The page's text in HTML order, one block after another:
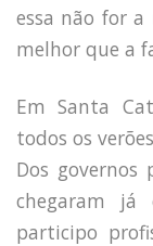
essa não for
melhor que a
Em Santa
todos os
Dos governos
chegaram já
participo